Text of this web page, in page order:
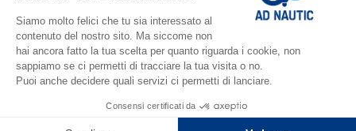
SFOGLIA IL CATALOGO